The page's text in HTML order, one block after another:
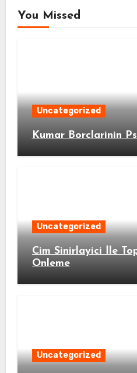
You Missed
Uncategorized
Kumar Borclarinin
Uncategorized
Cim Sinirlayici İle
Onleme
Uncategorized